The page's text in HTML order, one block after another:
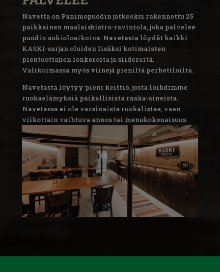
Navetta on Panimopuodin jatkeeksi rakennettu 25
paikkainen maalaisbistro-ravintola, joka palvelee
puodin aukioloaikoina. Navetasta löydät kaikki
KASKI-sarjan oluiden lisäksi kotimaisten
pientuottajien lonkeroita ja siidereitä.
Valikoimassa myös viinejä pieniltä perhetiloilta.
Navetasta löytyy pieni keittiö, josta loihdimme
ruokaelämyksiä paikallisista raaka-aineista.
Navetassa ei ole varsinaista ruokalistaa, vaan
viikottain vaihtuva annos tai menukokonaisuus.